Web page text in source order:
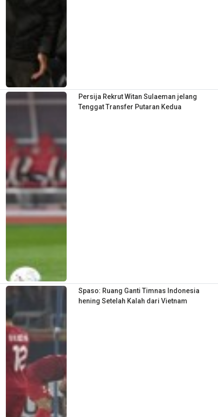
Persija Rekrut Witan Sulaeman jelang
Tenggat Transfer Putaran Kedua
Spaso: Ruang Ganti Timnas Indonesia
hening Setelah Kalah dari Vietnam